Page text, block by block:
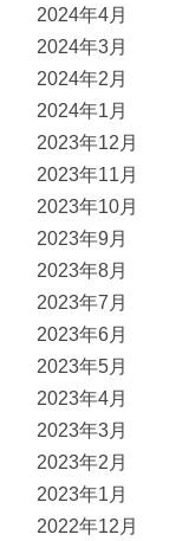
2024年4月
2024年3月
2024年2月
2024年1月
2023年12月
2023年11月
2023年10月
2023年9月
2023年8月
2023年7月
2023年6月
2023年5月
2023年4月
2023年3月
2023年2月
2023年1月
2022年12月